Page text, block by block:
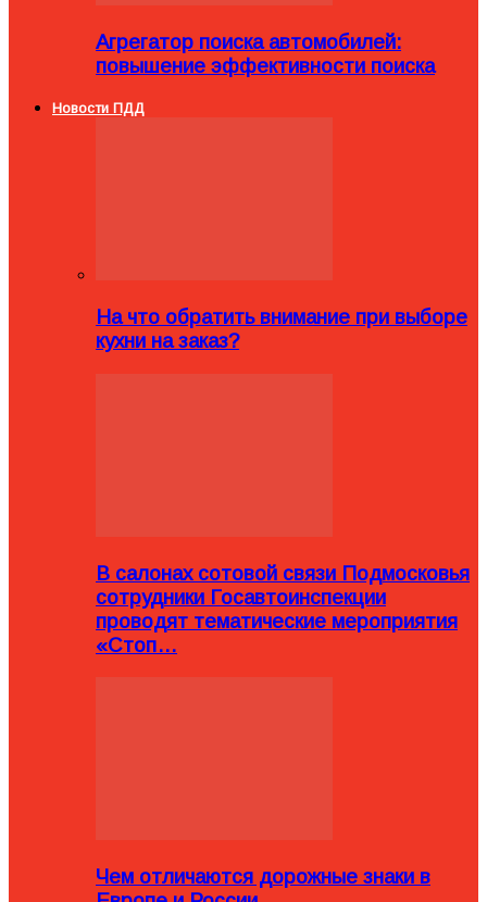
Агрегатор поиска автомобилей:
повышение эффективности поиска
Новости ПДД
На что обратить внимание при выборе
кухни на заказ?
В салонах сотовой связи Подмосковья
сотрудники Госавтоинспекции
проводят тематические мероприятия
«Стоп…
Чем отличаются дорожные знаки в